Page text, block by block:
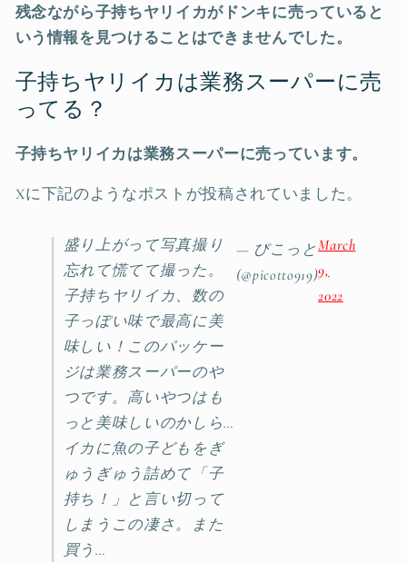
残念ながら子持ちヤリイカがドンキに売っていると
いう情報を見つけることはできませんでした。
子持ちヤリイカは業務スーパーに売
ってる？
子持ちヤリイカは業務スーパーに売っています。
Xに下記のようなポストが投稿されていました。
盛り上がって写真撮り
忘れて慌てて撮った。
子持ちヤリイカ、数の
子っぽい味で最高に美
味しい！このパッケー
ジは業務スーパーのや
つです。高いやつはも
っと美味しいのかしら…
イカに魚の子どもをぎ
ゅうぎゅう詰めて「子
持ち！」と言い切って
しまうこの凄さ。また
買う…
— ぴこっと
(@picotto919)
March
9,
2022